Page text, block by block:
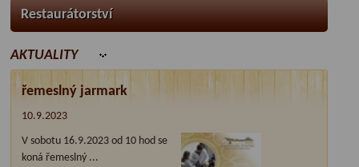
Restaurátorství
AKTUALITY
řemeslný jarmark
10.9.2023
V sobotu 16.9.2023 od 10 hod se
koná řemeslný ...